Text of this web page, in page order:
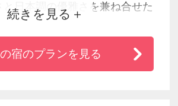
日本調の優雅さを兼ね合せた
す。
れたみずみずしい高原野菜や旬
四季折々の味覚をお楽しみ戴け
続きを見る
宿のプランを見る